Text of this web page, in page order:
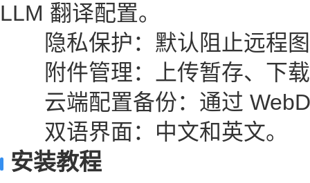
LLM 翻译配置。
隐私保护：默认阻止远程图
附件管理：上传暂存、下载
云端配置备份：通过
双语界面：中文和英文。
安装教程